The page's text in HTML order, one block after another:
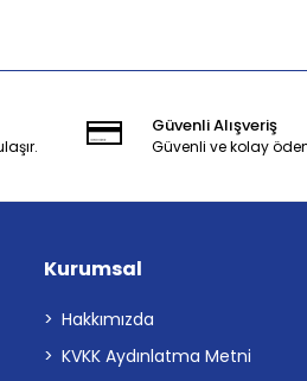
Güvenli Alışveriş
Güvenli ve kolay
Kurumsal
Hakkımızda
KVKK Aydınlatma Metni